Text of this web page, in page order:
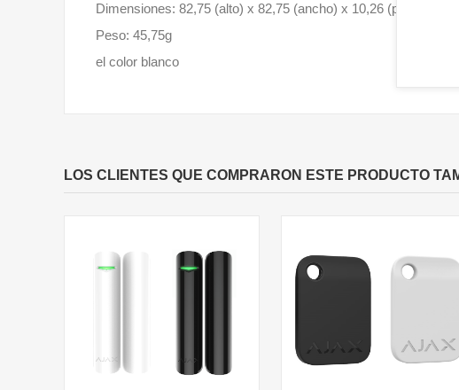
Dimensiones: 82,75 (alto) x 82,75 (ancho) x 10,26
Peso: 45,75g
el color blanco
LOS CLIENTES QUE COMPRARON ESTE PRODUCTO